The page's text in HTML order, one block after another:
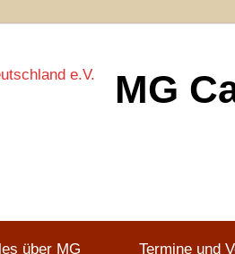
MG
über MG Termine und